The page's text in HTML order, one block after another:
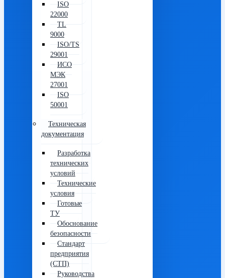
ISO
22000
TL
9000
ISO/TS
29001
ИСО
МЭК
27001
ISO
50001
Техническая
документация
Разработка
технических
условий
Технические
условия
Готовые
ТУ
Обоснование
безопасности
Стандарт
предприятия
(СТП)
Руководства